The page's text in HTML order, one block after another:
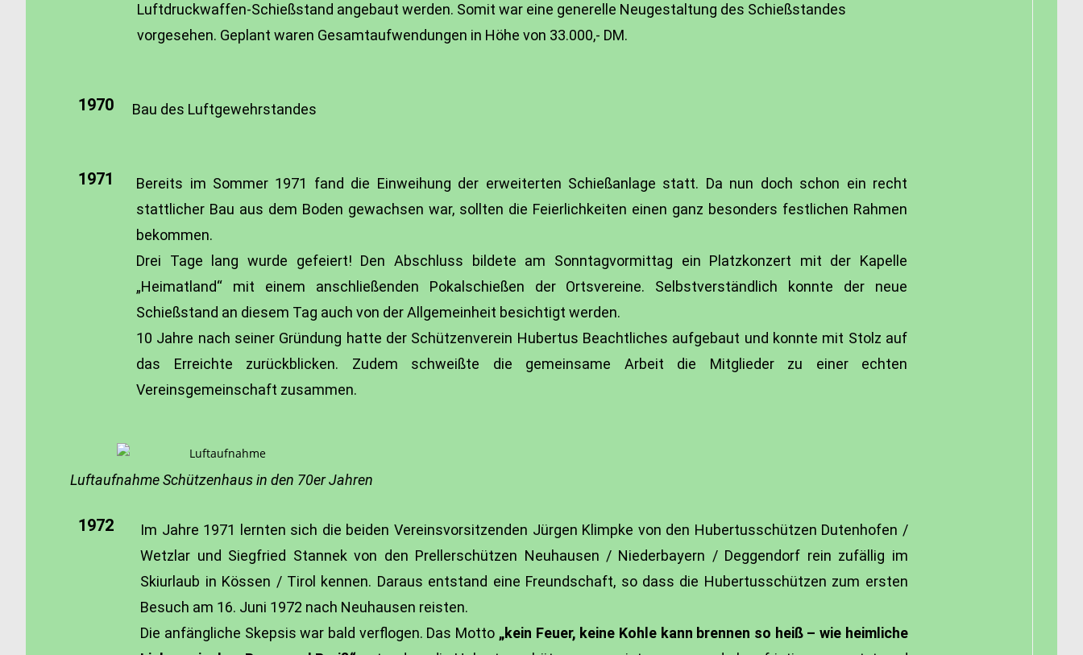
Luftdruckwaffen-Schießstand angebaut werden. Somit war eine generelle Neugestaltung des Schießstandes
vorgesehen. Geplant waren Gesamtaufwendungen in Höhe von 33.000,- DM.
1970 Bau des Luftgewehrstandes
1971
Bereits im Sommer 1971 fand die Einweihung der erweiterten Schießanlage statt. Da nun doch schon ein recht
stattlicher Bau aus dem Boden gewachsen war, sollten die Feierlichkeiten einen ganz besonders festlichen Rahmen
bekommen.
Drei Tage lang wurde gefeiert! Den Abschluss bildete am Sonntagvormittag ein Platzkonzert mit der Kapelle
„Heimatland“ mit einem anschließenden Pokalschießen der Ortsvereine. Selbstverständlich konnte der neue
Schießstand an diesem Tag auch von der Allgemeinheit besichtigt werden.
10 Jahre nach seiner Gründung hatte der Schützenverein Hubertus Beachtliches aufgebaut und konnte mit Stolz auf
das Erreichte zurückblicken. Zudem schweißte die gemeinsame Arbeit die Mitglieder zu einer echten
Vereinsgemeinschaft zusammen.
Luftaufnahme Schützenhaus in den 70er Jahren
1972
Im Jahre 1971 lernten sich die beiden Vereinsvorsitzenden Jürgen Klimpke von den Hubertusschützen Dutenhofen /
Wetzlar und Siegfried Stannek von den Prellerschützen Neuhausen / Niederbayern / Deggendorf rein zufällig im
Skiurlaub in Kössen / Tirol kennen. Daraus entstand eine Freundschaft, so dass die Hubertusschützen zum ersten
Besuch am 16. Juni 1972 nach Neuhausen reisten.
Die anfängliche Skepsis war bald verflogen. Das Motto „kein Feuer, keine Kohle kann brennen so heiß –wie heimliche